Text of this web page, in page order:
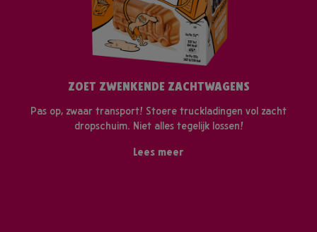
ZOET ZWENKENDE ZACHTWAGENS
Pas op, zwaar transport! Stoere truckladingen vol zacht
dropschuim. Niet alles tegelijk lossen!
Lees meer